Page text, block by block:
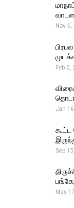
Nov
Feb 2,
Jan
கூட்ட
Sep
May